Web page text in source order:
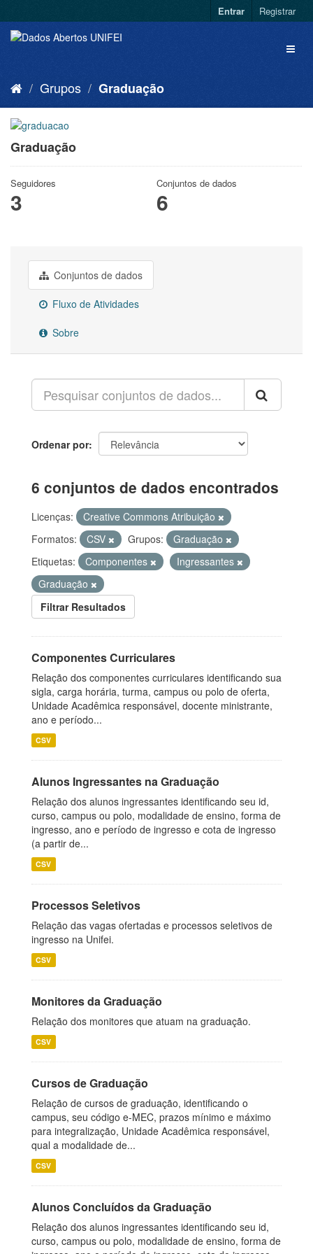
Entrar Registrar
Grupos Graduação
Graduação
Seguidores
3
Conjuntos de dados
6
Conjuntos de dados
Fluxo de Atividades
Sobre
Ordenar por
6 conjuntos de dados encontrados
Licenças:
Creative Commons Atribuição
Formatos:
CSV Grupos:
Graduação
Etiquetas:
Componentes
Ingressantes
Graduação
Filtrar Resultados
Componentes Curriculares
Relação dos componentes curriculares identificando sua
sigla, carga horária, turma, campus ou polo de oferta,
Unidade Acadêmica responsável, docente ministrante,
ano e período...
CSV
Alunos Ingressantes na Graduação
Relação dos alunos ingressantes identificando seu id,
curso, campus ou polo, modalidade de ensino, forma de
ingresso, ano e período de ingresso e cota de ingresso
(a partir de...
CSV
Processos Seletivos
Relação das vagas ofertadas e processos seletivos de
ingresso na Unifei.
CSV
Monitores da Graduação
Relação dos monitores que atuam na graduação.
CSV
Cursos de Graduação
Relação de cursos de graduação, identificando o
campus, seu código e-MEC, prazos mínimo e máximo
para integralização, Unidade Acadêmica responsável,
qual a modalidade de...
CSV
Alunos Concluídos da Graduação
Relação dos alunos ingressantes identificando seu id,
curso, campus ou polo, modalidade de ensino, forma de